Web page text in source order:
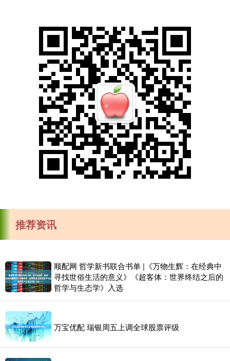
推荐资讯
顺配网 哲学新书联合书单 |《万物生辉：在经典中
寻找世俗生活的意义》《超客体：世界终结之后的
哲学与生态学》入选
万宝优配 瑞银周五上调全球股票评级